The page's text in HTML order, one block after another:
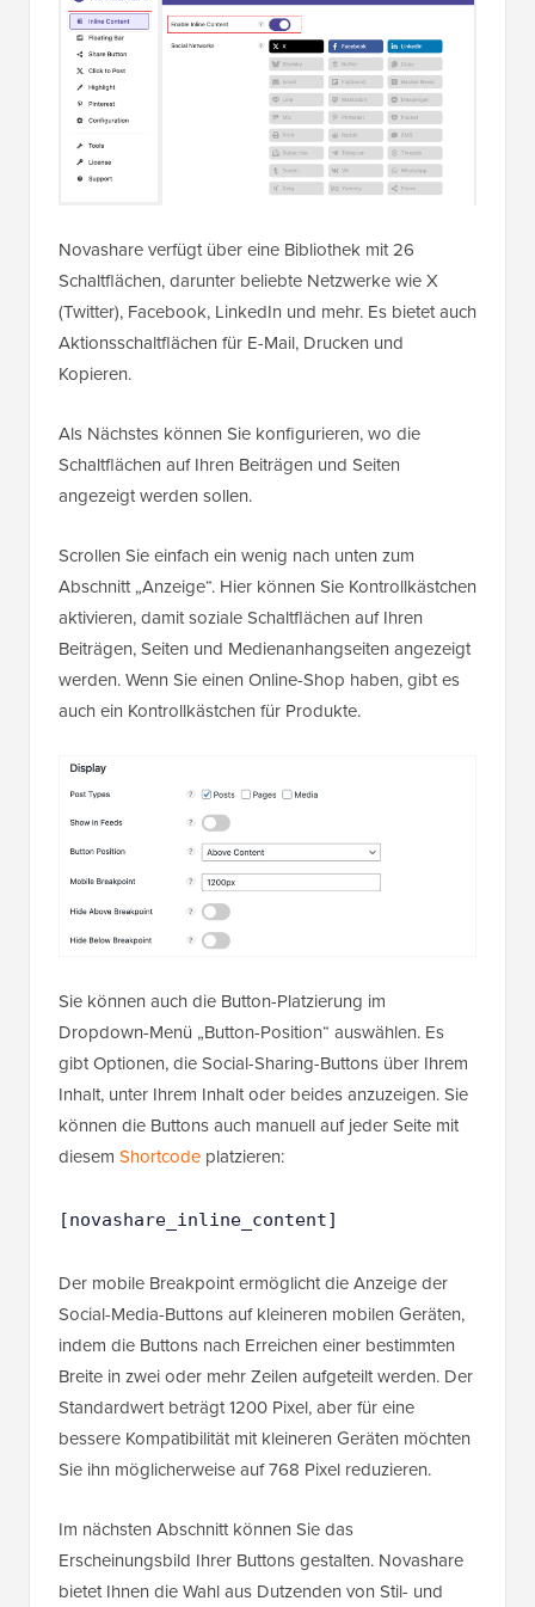
Novashare verfügt über eine Bibliothek mit 26
Schaltflächen, darunter beliebte Netzwerke wie X
(Twitter), Facebook, LinkedIn und mehr. Es bietet auch
Aktionsschaltflächen für E-Mail, Drucken und
Kopieren.
Als Nächstes können Sie konfigurieren, wo die
Schaltflächen auf Ihren Beiträgen und Seiten
angezeigt werden sollen.
Scrollen Sie einfach ein wenig nach unten zum
Abschnitt „Anzeige“. Hier können Sie Kontrollkästchen
aktivieren, damit soziale Schaltflächen auf Ihren
Beiträgen, Seiten und Medienanhangseiten angezeigt
werden. Wenn Sie einen Online-Shop haben, gibt es
auch ein Kontrollkästchen für Produkte.
Sie können auch die Button-Platzierung im
Dropdown-Menü „Button-Position“ auswählen. Es
gibt Optionen, die Social-Sharing-Buttons über Ihrem
Inhalt, unter Ihrem Inhalt oder beides anzuzeigen. Sie
können die Buttons auch manuell auf jeder Seite mit
diesem Shortcode platzieren:
[novashare_inline_content]
Der mobile Breakpoint ermöglicht die Anzeige der
Social-Media-Buttons auf kleineren mobilen Geräten,
indem die Buttons nach Erreichen einer bestimmten
Breite in zwei oder mehr Zeilen aufgeteilt werden. Der
Standardwert beträgt 1200 Pixel, aber für eine
bessere Kompatibilität mit kleineren Geräten möchten
Sie ihn möglicherweise auf 768 Pixel reduzieren.
Im nächsten Abschnitt können Sie das
Erscheinungsbild Ihrer Buttons gestalten. Novashare
bietet Ihnen die Wahl aus Dutzenden von Stil- und